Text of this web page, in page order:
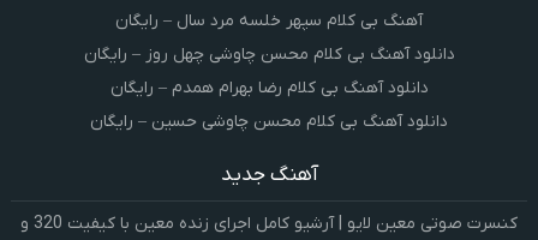
آهنگ بی کلام سپهر خلسه مرد سال – رایگان
دانلود آهنگ بی کلام محسن چاوشی چهل روز – رایگان
دانلود آهنگ بی کلام رضا بهرام همدم – رایگان
دانلود آهنگ بی کلام محسن چاوشی حسین – رایگان
آهنگ جدید
کنسرت صوتی معین لایو | آرشیو کامل اجرای زنده معین با کیفیت 320 و